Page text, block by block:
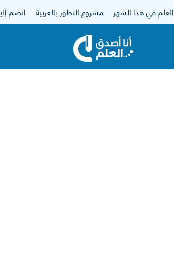
العلم في هذا الشهر مشروع التطور بالعربية انضم